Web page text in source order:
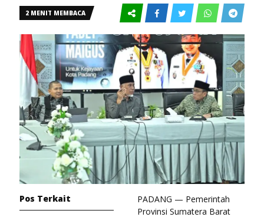
2 MENIT MEMBACA
PADANG — Pemerintah
Provinsi Sumatera Barat
Pos Terkait